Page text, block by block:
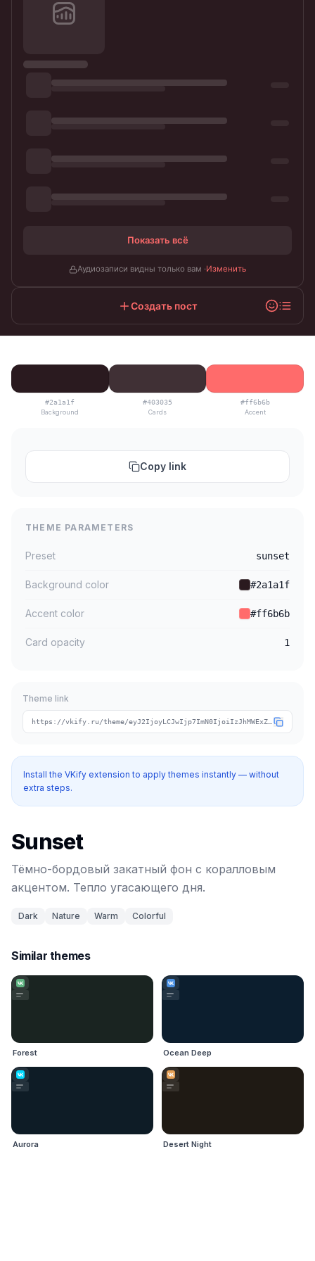
Показать всё
Аудиозаписи видны только вам ·Изменить
Создать пост
Sunset
Тёмно-бордовый закатный фон с коралловым
акцентом. Тепло угасающего дня.
Dark Nature Warm Colorful
Similar themes
Forest Ocean Deep
Aurora Desert Night
#2a1a1f
Background
#403035
Cards
#ff6b6b
Accent
Copy link
THEME PARAMETERS
Preset sunset
Background color #2a1a1f
Accent color #ff6b6b
Card opacity 1
Theme link
Install the VKify extension to apply themes instantly — without
extra steps.